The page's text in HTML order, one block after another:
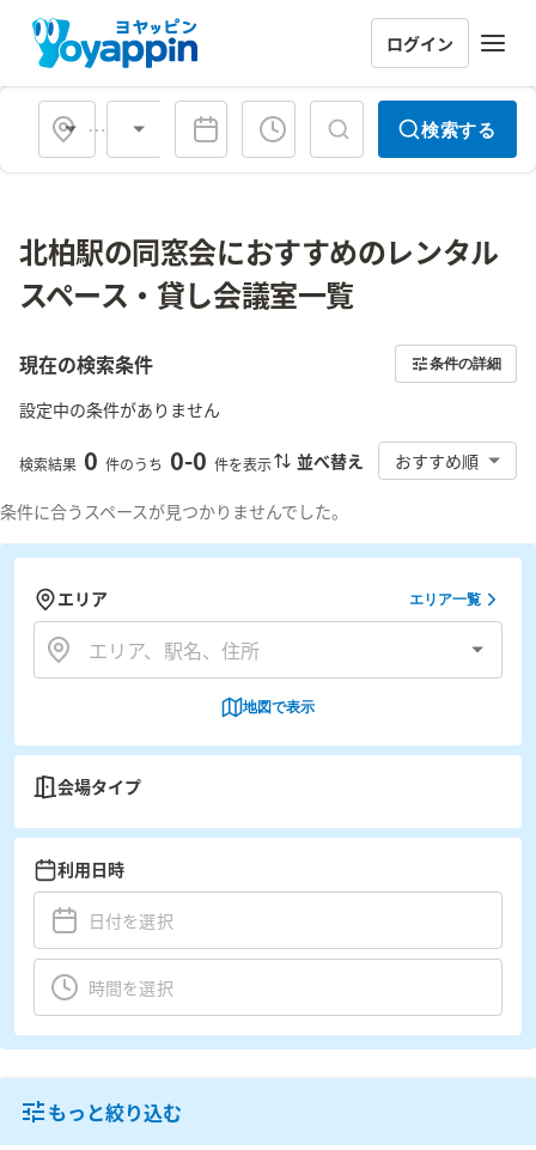
ログイン
会場タイプ 検索する
北柏駅の同窓会におすすめのレンタル
スペース・貸し会議室一覧
現在の検索条件 条件の詳細
設定中の条件がありません
検索結果 0 件のうち 0-0 件を表示 並べ替え おすすめ順
条件に合うスペースが見つかりませんでした。
エリア エリア一覧
地図で表示
会場タイプ
利用日時
もっと絞り込む